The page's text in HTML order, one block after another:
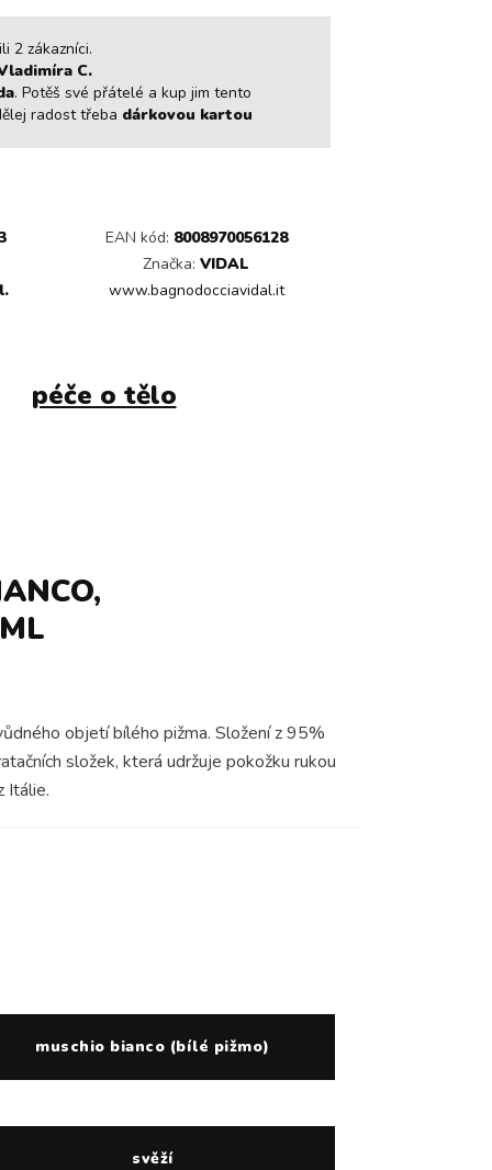
2 zákazníci.
C.
. Potěš své přátelé a kup jim tento
radost třeba dárkovou kartou
EAN kód: 8008970056128
Značka: VIDAL
www.bagnodocciavidal.it
péče o tělo
objetí bílého pižma. Složení z 95%
složek, která udržuje pokožku rukou
Itálie.
muschio bianco (bílé pižmo)
svěží